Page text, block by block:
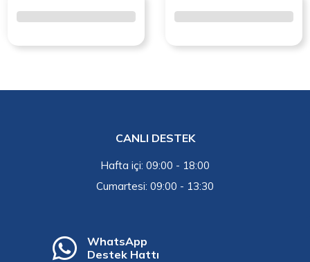
CANLI DESTEK
Hafta içi: 09:00 - 18:00
Cumartesi: 09:00 - 13:30
WhatsApp
Destek Hattı